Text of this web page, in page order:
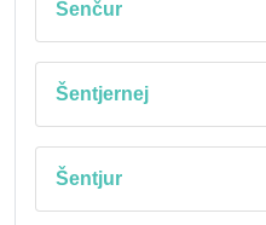
Šenčur
Šentjernej
Šentjur